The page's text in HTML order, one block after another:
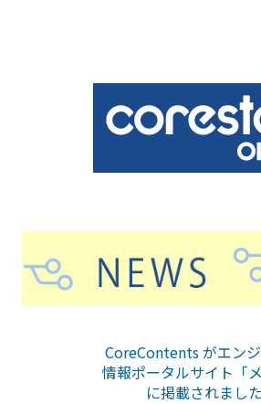
CoreContents がエン
情報ポータルサイト「メ
に掲載されました